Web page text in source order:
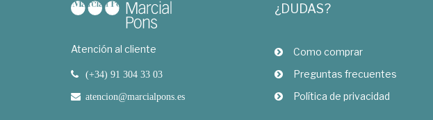
Atención al cliente
(+34) 91 304 33 03
atencion@marcialpons.es
¿DUDAS?
Como comprar
Preguntas frecuentes
Política de privacidad